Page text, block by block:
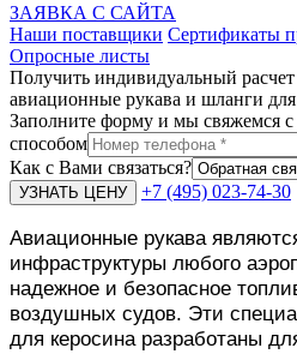
ЗАЯВКА С САЙТА
Наши поставщики Сертификаты
Опросные листы
Получить индивидуальный
авиационные рукава и шланги для
Заполните форму и мы свяжемся
способом
Как с Вами связаться?
+7 (495) 023-74-30
Авиационные рукава
инфраструктуры любого
надежное и безопасное
воздушных судов. Эти
для керосина разработаны